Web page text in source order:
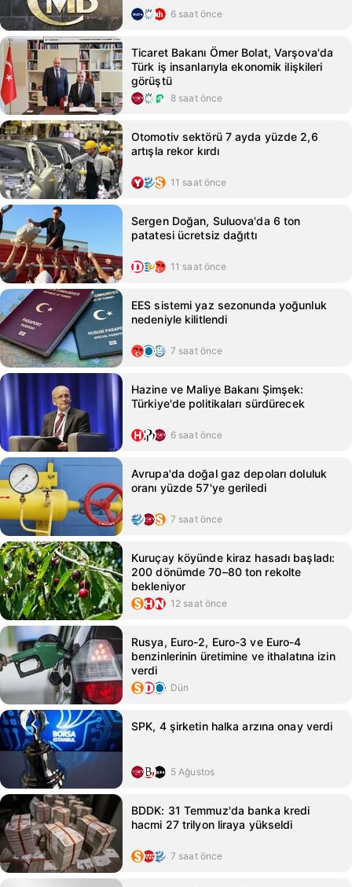
6 saat önce
Ticaret Bakanı Ömer Bolat, Varşova'da
Türk iş insanlarıyla ekonomik ilişkileri
görüştü
8 saat önce
Otomotiv sektörü 7 ayda yüzde 2,6
artışla rekor kırdı
11 saat önce
Sergen Doğan, Suluova'da 6 ton
patatesi ücretsiz dağıttı
11 saat önce
EES sistemi yaz sezonunda yoğunluk
nedeniyle kilitlendi
7 saat önce
Hazine ve Maliye Bakanı Şimşek:
Türkiye'de politikaları sürdürecek
6 saat önce
Avrupa'da doğal gaz depoları doluluk
oranı yüzde 57'ye geriledi
7 saat önce
Kuruçay köyünde kiraz hasadı başladı:
200 dönümde 70–80 ton rekolte
bekleniyor
12 saat önce
Rusya, Euro-2, Euro-3 ve Euro-4
benzinlerinin üretimine ve ithalatına izin
verdi
Dün
SPK, 4 şirketin halka arzına onay verdi
5 Ağustos
BDDK: 31 Temmuz'da banka kredi
hacmi 27 trilyon liraya yükseldi
7 saat önce